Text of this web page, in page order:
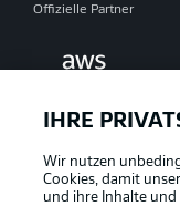
Offizielle Partner
IHRE
Wir nutzen
Cookies, damit
und ihre Inhalte